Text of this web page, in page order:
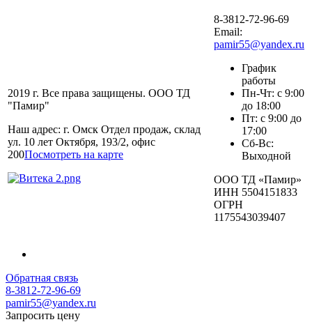
2019 г. Все права защищены. ООО ТД
"Памир"
Наш адрес: г. Омск Отдел продаж, склад
ул. 10 лет Октября, 193/2, офис
200Посмотреть на карте
8-3812-72-96-69
Email:
pamir55@yandex.ru
График
работы
Пн-Чт: с 9:00
до 18:00
Пт: с 9:00 до
17:00
Сб-Вс:
Выходной
ООО ТД «Памир»
ИНН 5504151833
ОГРН
1175543039407
Обратная связь
8-3812-72-96-69
pamir55@yandex.ru
Запросить цену